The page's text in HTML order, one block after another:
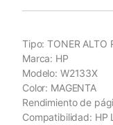
Tipo: TONER ALTO
Marca: HP
Modelo: W2133X
Color: MAGENTA
Rendimiento de
Compatibilidad: